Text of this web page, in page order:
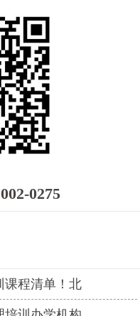
0275
课程清单！北